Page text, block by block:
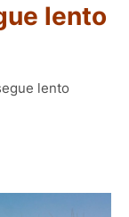
lento
lento